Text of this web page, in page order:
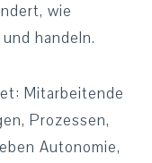
wie
handeln.
Mitarbeitende
Prozessen,
Autonomie,